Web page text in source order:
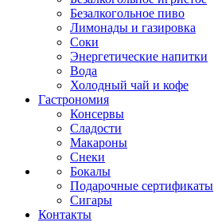
Безалкогольное пиво
Лимонады и газировка
Соки
Энергетические напитки
Вода
Холодный чай и кофе
Гастрономия
Консервы
Сладости
Макароны
Снеки
Бокалы
Подарочные сертификаты
Сигары
Контакты